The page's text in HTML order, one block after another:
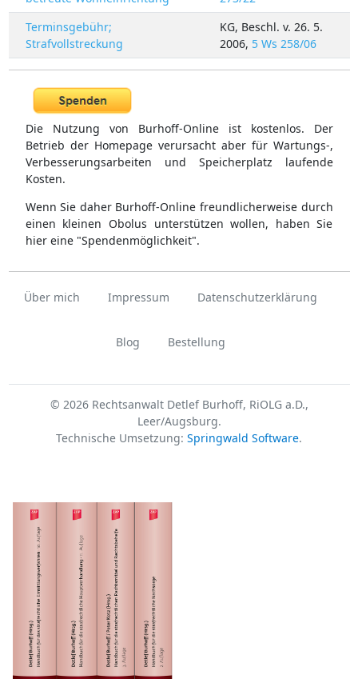
Terminsgebühr;
Strafvollstreckung
KG, Beschl. v. 26. 5.
2006, 5 Ws 258/06
Die Nutzung von Burhoff-Online ist kostenlos. Der
Betrieb der Homepage verursacht aber für Wartungs-,
Verbesserungsarbeiten und Speicherplatz laufende
Kosten.
Wenn Sie daher Burhoff-Online freundlicherweise durch
einen kleinen Obolus unterstützen wollen, haben Sie
hier eine "Spendenmöglichkeit".
Über mich Impressum Datenschutzerklärung
Blog Bestellung
© 2026 Rechtsanwalt Detlef Burhoff, RiOLG a.D.,
Leer/Augsburg.
Technische Umsetzung: Springwald Software.